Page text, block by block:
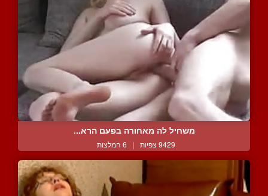
משחיל לה מאחורה בפעם הרא...
9429 צפיות | 6 המלצות